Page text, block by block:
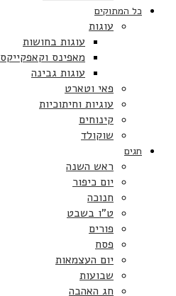
כל המתוקים
עוגות
עוגות בחושות
מאפינס וקאפקייקס
עוגות גבינה
פאי וטארט
עוגיות וחיתוכיות
קינוחים
שוקולד
חגים
ראש השנה
יום כיפור
חנוכה
ט”ו בשבט
פורים
פסח
יום העצמאות
שבועות
חג האהבה